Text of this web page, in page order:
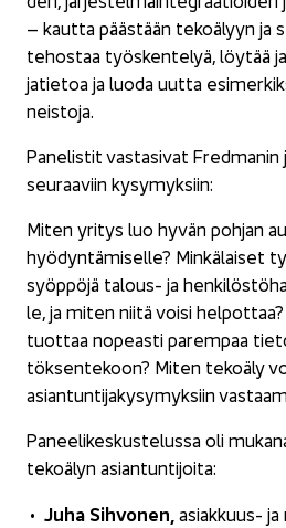
– kaut­ta pääs­tään te­ko­ä­lyyn ja
te­hos­taa työs­ken­te­lyä, löy­tää
ja­tie­toa ja luoda uutta
neis­to­ja.
Pa­ne­lis­tit vas­ta­si­vat Fred­ma­nin
seu­raa­viin ky­sy­myk­siin:
Miten yri­tys luo hyvän poh­jan
hyö­dyn­tä­mi­sel­le? Min­kä­lai­set
syöp­pö­jä talous-​ ja
le, ja miten niitä voisi
tuot­taa no­peas­ti pa­rem­paa
tök­sen­te­koon? Miten te­ko­ä­ly
asian­tun­ti­ja­ky­sy­myk­siin
Pa­nee­li­kes­kus­te­lus­sa oli
te­ko­ä­lyn asian­tun­ti­joi­ta:
Juha Sih­vo­nen, asiakkuus-​